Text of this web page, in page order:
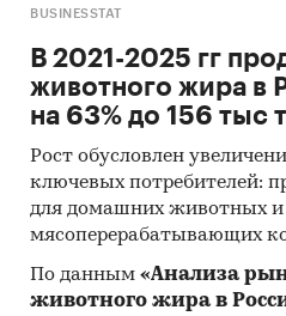
BUSINESSTAT
В 2021-2025 гг
животного жира в
на 63% до 156 тыс
Рост обусловлен
ключевых потребителей:
для домашних животных и
мясоперерабатывающих
По данным «Анализа
животного жира в